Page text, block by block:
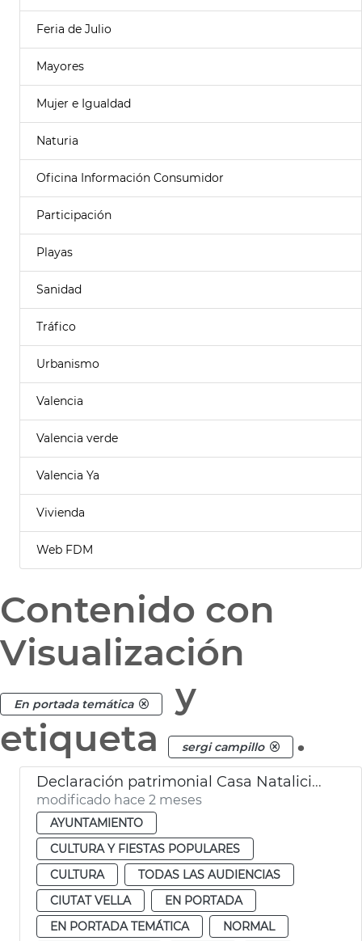
Feria de Julio
Mayores
Mujer e Igualdad
Naturia
Oficina Información Consumidor
Participación
Playas
Sanidad
Tráfico
Urbanismo
Valencia
Valencia verde
Valencia Ya
Vivienda
Web FDM
Contenido con
Visualización
En portada temática
y
etiqueta
sergi campillo .
Declaración patrimonial Casa Natalicia San Vicente Ferrer y Teatro Olympia València
modificado hace 2 meses
AYUNTAMIENTO
CULTURA Y FIESTAS POPULARES
CULTURA
TODAS LAS AUDIENCIAS
CIUTAT VELLA
EN PORTADA
EN PORTADA TEMÁTICA
NORMAL